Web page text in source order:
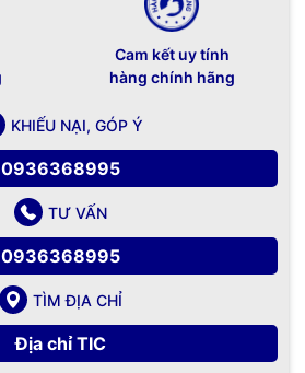
Cam kết uy tính
hàng chính hãng
KHIẾU NẠI, GÓP Ý
0936368995
TƯ VẤN
0936368995
TÌM ĐỊA CHỈ
Địa chỉ TIC